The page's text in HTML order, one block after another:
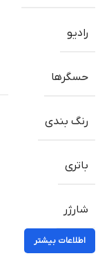
رادیو
حسگرها
رنگ بندی
باتری
شارژر
اطلاعات بیشتر